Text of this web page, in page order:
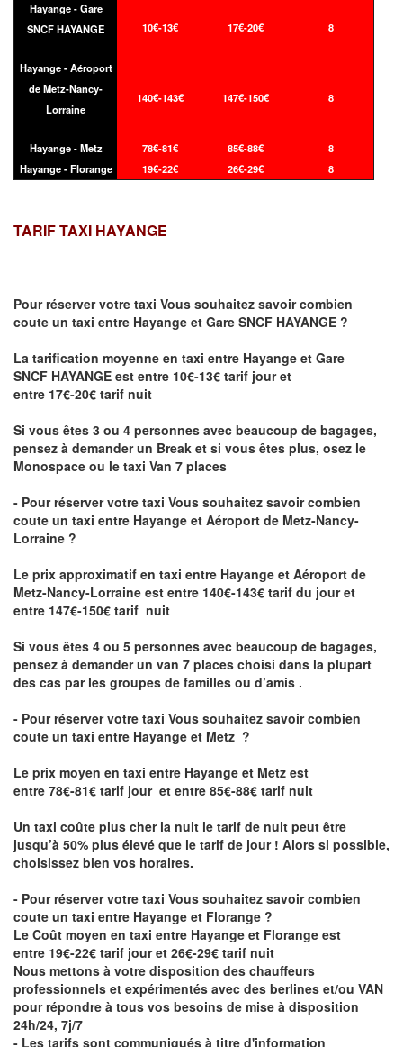
Hayange - Gare
SNCF HAYANGE
10€-13€ 17€-20€ 8
Hayange - Aéroport
de Metz-Nancy-
Lorraine
140€-143€ 147€-150€ 8
Hayange - Metz 78€-81€ 85€-88€
8
Hayange - Florange
19€-22€ 26€-29€ 8
TARIF TAXI HAYANGE
Pour réserver votre taxi Vous souhaitez savoircombien
coute un taxi entre Hayange et Gare SNCF HAYANGE ?
La tarification moyenne en taxi entre Hayange et Gare
SNCF HAYANGE est entre 10€-13€ tarif jour et
entre 17€-20€ tarif nuit
Si vous êtes 3 ou 4 personnes avec beaucoup de bagages,
pensez à demander un Break et si vous êtes plus, osez le
Monospace ou le taxi Van 7 places
- Pour réserver votre taxi Vous souhaitez savoircombien
coute un taxi entre Hayange et Aéroport de Metz-Nancy-
Lorraine ?
Le prix approximatif en taxi entre Hayange et Aéroport de
Metz-Nancy-Lorraine est entre 140€-143€ tarif du jour et
entre 147€-150€ tarif nuit
Si vous êtes 4 ou 5 personnes avec beaucoup de bagages,
pensez à demander un van 7 places choisi dans la plupart
des cas par les groupes de familles ou d’amis .
- Pour réserver votre taxi Vous souhaitez savoircombien
coute un taxi entre Hayange et Metz ?
Le prix moyen en taxi entre Hayange et Metz est
entre 78€-81€ tarif jour et entre 85€-88€ tarif nuit
Un taxi coûte plus cher la nuit le tarif de nuit peut être
jusqu’à 50% plus élevé que le tarif de jour ! Alors si possible,
choisissez bien vos horaires.
- Pour réserver votre taxi Vous souhaitez savoircombien
coute un taxi entre Hayange et Florange ?
Le Coût moyen en taxi entre Hayange et Florange est
entre 19€-22€ tarif jour et 26€-29€ tarif nuit
Nous mettons à votre disposition des chauffeurs
professionnels et expérimentés avec des berlines et/ou VAN
pour répondre à tous vos besoins de mise à disposition
24h/24, 7j/7
- Les tarifs sont communiqués à titre d'information